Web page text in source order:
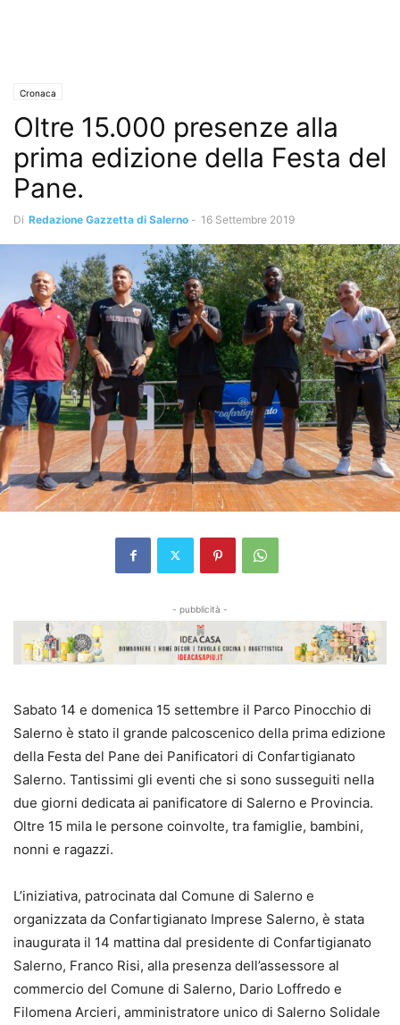
Cronaca
Oltre 15.000 presenze alla
prima edizione della Festa del
Pane.
Di Redazione Gazzetta di Salerno - 16 Settembre 2019
- pubblicità -
Sabato 14 e domenica 15 settembre il Parco Pinocchio di
Salerno è stato il grande palcoscenico della prima edizione
della Festa del Pane dei Panificatori di Confartigianato
Salerno. Tantissimi gli eventi che si sono susseguiti nella
due giorni dedicata ai panificatore di Salerno e Provincia.
Oltre 15 mila le persone coinvolte, tra famiglie, bambini,
nonni e ragazzi.
L’iniziativa, patrocinata dal Comune di Salerno e
organizzata da Confartigianato Imprese Salerno, è stata
inaugurata il 14 mattina dal presidente di Confartigianato
Salerno, Franco Risi, alla presenza dell’assessore al
commercio del Comune di Salerno, Dario Loffredo e
Filomena Arcieri, amministratore unico di Salerno Solidale